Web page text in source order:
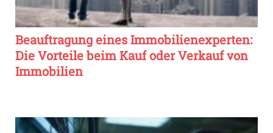
Beauftragung eines Immobilienexperten:
Die Vorteile beim Kauf oder Verkauf von
Immobilien